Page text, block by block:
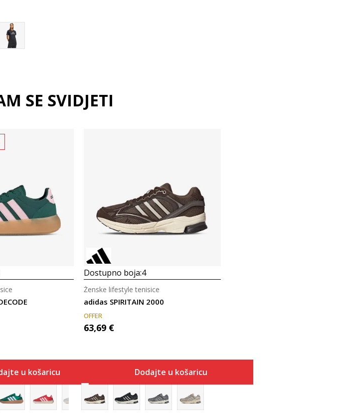
SE SVIDJETI
u košaricu
Dostupno boja:4
adidas SPIRITAIN 2000
Ženske lifestyle tenisice
OFFER
63,69 €
Dodajte u košaricu